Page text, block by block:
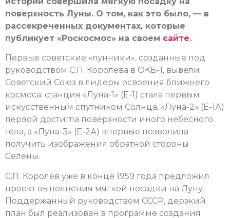
поверхность Луны. О том, как это было, — в
рассекреченных документах, которые
публикует «Роскосмос» на своем сайте.
Первые советские «лунники», созданные под
руководством С.П. Королева в ОКБ-1, вывели
Советский Союз в лидеры освоения ближнего
космоса: станция «Луна-1» (Е-1) стала первым
искусственным спутником Солнца, «Луна-2» (Е-1А)
первой достигла поверхности иного небесного
тела, а «Луна-3» (Е-2А) впервые позволила
получить изображения обратной стороны
Селены.
С.П. Королев уже в конце 1959 года предложил
проект выполнения мягкой посадки на Луну.
Поддержанный руководством СССР, дерзкий
план был реализован в программе создания